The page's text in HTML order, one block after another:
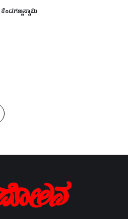
ಕೆಂಡಗಣ್ಣಸ್ವಾಮಿ